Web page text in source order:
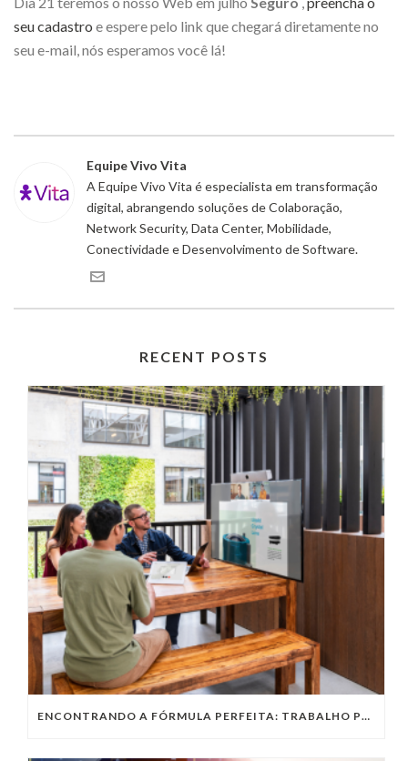
seu cadastro e espere pelo link que chegará diretamente no
seu e-mail, nós esperamos você lá!
Equipe Vivo Vita
A Equipe Vivo Vita é especialista em transformação
digital, abrangendo soluções de Colaboração,
Network Security, Data Center, Mobilidade,
Conectividade e Desenvolvimento de Software.
RECENT POSTS
ENCONTRANDO A FÓRMULA PERFEITA: TRABALHO PRESENCIAL, HOME OFFICE OU TRABALHO HÍBRIDO?